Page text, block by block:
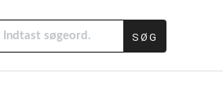
Indtast
søgeord.